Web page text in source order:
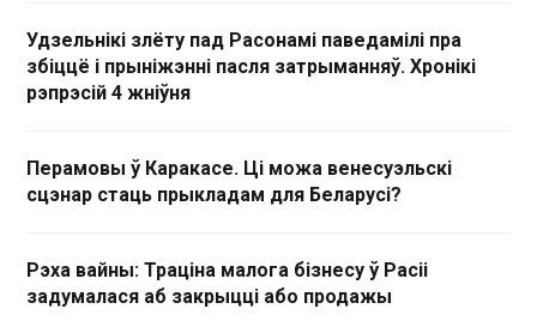
Удзельнікі злёту пад Расонамі паведамілі пра
збіццё і прыніжэнні пасля затрыманняў. Хронікі
рэпрэсій 4 жніўня
Перамовы ў Каракасе. Ці можа венесуэльскі
сцэнар стаць прыкладам для Беларусі?
Рэха вайны: Траціна малога бізнесу ў Расіі
задумалася аб закрыцці або продажы